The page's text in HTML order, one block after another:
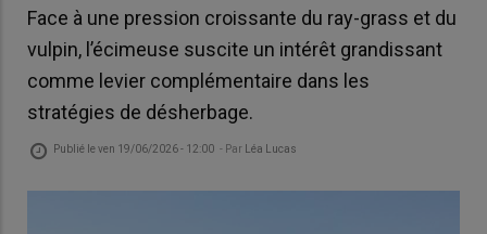
Face à une pression croissante du ray-grass et du
vulpin, l’écimeuse suscite un intérêt grandissant
comme levier complémentaire dans les
stratégies de désherbage.
Publié leven 19/06/2026 - 12:00 - Par Léa Lucas